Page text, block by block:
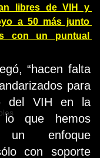
libres de VIH y
a 50 más junto
con un puntual
“hacen falta
para
del VIH en la
lo que hemos
un enfoque
con soporte